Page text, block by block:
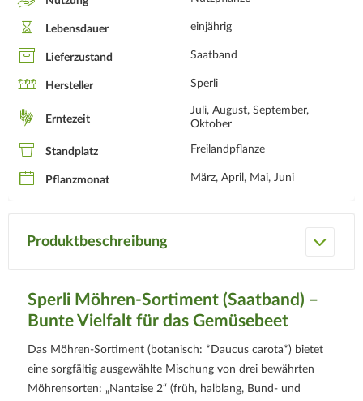
Lebensdauer einjährig
Lieferzustand Saatband
Hersteller Sperli
Erntezeit
Juli, August, September,
Oktober
Standplatz Freilandpflanze
Pflanzmonat März, April, Mai, Juni
Produktbeschreibung
Sperli Möhren-Sortiment (Saatband) –
Bunte Vielfalt für das Gemüsebeet
Das Möhren-Sortiment (botanisch: *Daucus carota*) bietet
eine sorgfältig ausgewählte Mischung von drei bewährten
Möhrensorten: „Nantaise 2“ (früh, halblang, Bund- und